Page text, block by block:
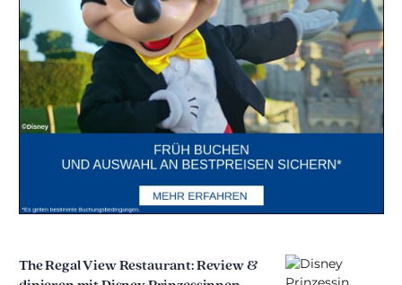
The Regal View Restaurant: Review &